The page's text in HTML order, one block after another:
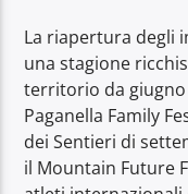
La riapertura degli
una stagione
territorio da
Paganella Family
dei Sentieri di
il Mountain Future